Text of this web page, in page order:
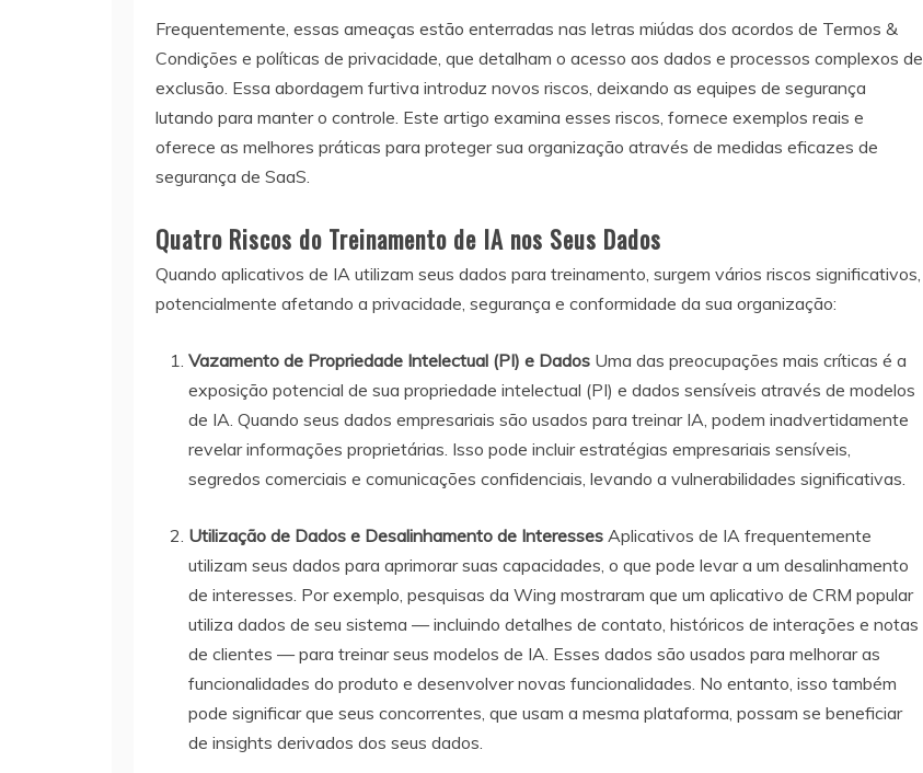
Frequentemente, essas ameaças estão enterradas nas letras miúdas dos acordos de Termos &
Condições e políticas de privacidade, que detalham o acesso aos dados e processos complexos de
exclusão. Essa abordagem furtiva introduz novos riscos, deixando as equipes de segurança
lutando para manter o controle. Este artigo examina esses riscos, fornece exemplos reais e
oferece as melhores práticas para proteger sua organização através de medidas eficazes de
segurança de SaaS.
Quatro Riscos do Treinamento de IA nos Seus Dados
Quando aplicativos de IA utilizam seus dados para treinamento, surgem vários riscos significativos,
potencialmente afetando a privacidade, segurança e conformidade da sua organização:
Vazamento de Propriedade Intelectual (PI) e Dados Uma das preocupações mais críticas é a
exposição potencial de sua propriedade intelectual (PI) e dados sensíveis através de modelos
de IA. Quando seus dados empresariais são usados para treinar IA, podem inadvertidamente
revelar informações proprietárias. Isso pode incluir estratégias empresariais sensíveis,
segredos comerciais e comunicações confidenciais, levando a vulnerabilidades significativas.
Utilização de Dados e Desalinhamento de Interesses Aplicativos de IA frequentemente
utilizam seus dados para aprimorar suas capacidades, o que pode levar a um desalinhamento
de interesses. Por exemplo, pesquisas da Wing mostraram que um aplicativo de CRM popular
utiliza dados de seu sistema — incluindo detalhes de contato, históricos de interações e notas
de clientes — para treinar seus modelos de IA. Esses dados são usados para melhorar as
funcionalidades do produto e desenvolver novas funcionalidades. No entanto, isso também
pode significar que seus concorrentes, que usam a mesma plataforma, possam se beneficiar
de insights derivados dos seus dados.